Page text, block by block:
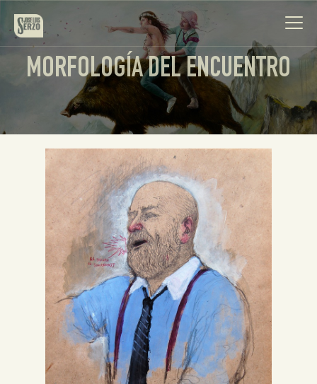
Obra
Biografía
Noticias
Contacto
Español
Inglés
MORFOLOGÍA DEL ENCUENTRO